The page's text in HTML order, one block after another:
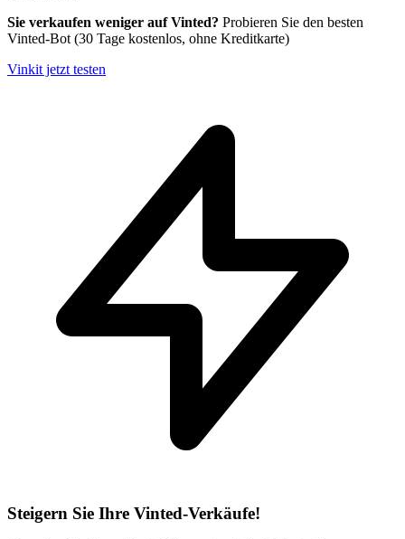
Sie verkaufen weniger auf Vinted? Probieren Sie den besten
Vinted-Bot (30 Tage kostenlos, ohne Kreditkarte)
Vinkit jetzt testen
Steigern Sie Ihre Vinted-Verkäufe!